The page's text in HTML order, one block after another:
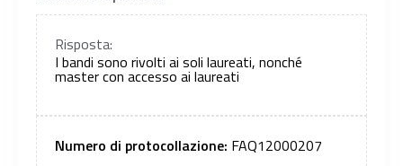
Risposta:
I bandi sono rivolti ai soli laureati, nonché
master con accesso ai laureati
Numero di protocollazione: FAQ12000207